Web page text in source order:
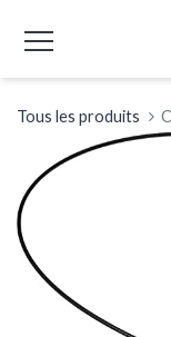
Tous les produits